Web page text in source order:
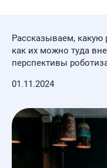
Рассказываем, какую
как их можно туда
перспективы
01.11.2024
Petoi
Petoi
STEM
Petoi
Bittle X